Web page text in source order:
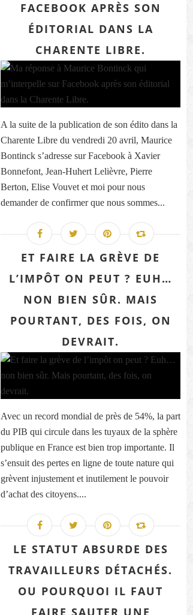
FACEBOOK APRÈS SON
ÉDITORIAL DANS LA
CHARENTE LIBRE.
A la suite de la publication de son édito dans la
Charente Libre du vendredi 20 avril, Maurice
Bontinck s’adresse sur Facebook à Xavier
Bonnefont, Jean-Huhert Lelièvre, Pierre
Berton, Elise Vouvet et moi pour nous
demander de confirmer que nous sommes...
ET FAIRE LA GRÈVE DE
L’IMPÔT ON PEUT ? EUH…
NON BIEN SÛR. MAIS
POURTANT, DES FOIS, ON
DEVRAIT.
Avec un record mondial de près de 54%, la part
du PIB qui circule dans les tuyaux de la sphère
publique en France est bien trop importante. Il
s’ensuit des pertes en ligne de toute nature qui
grèvent injustement et inutilement le pouvoir
d’achat des citoyens....
LE STATUT ABSURDE DES
TRAVAILLEURS DÉTACHÉS.
OU POURQUOI IL FAUT
FAIRE SAUTER UNE